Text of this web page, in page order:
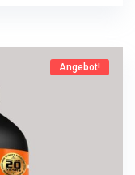
Angebot!